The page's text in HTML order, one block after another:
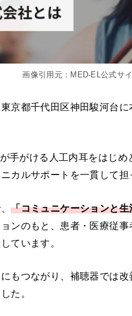
画像引用元：MED-EL公式サ
京都千代田区神田駿河台
手がける人工内耳をはじ
カルサポートを一貫して担
「コミュニケーションと
ンのもと、患者・医療従
ています。
もつながり、補聴器では
た。